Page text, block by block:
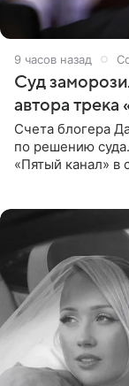
9 часов назад
Суд
автора
Счета блогера
по решению
«Пятый канал» в